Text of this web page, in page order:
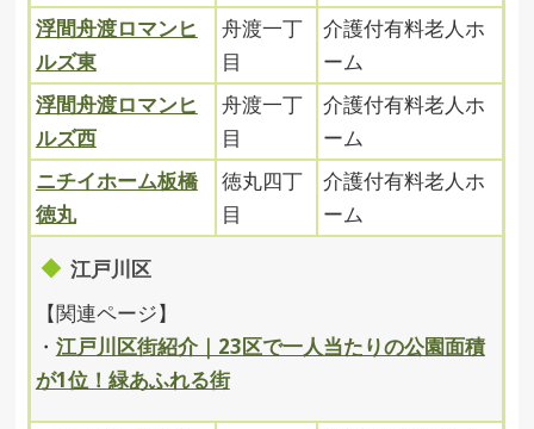
浮間舟渡ロマンヒ
ルズ東
舟渡一丁
目
介護付有料老人ホ
ーム
浮間舟渡ロマンヒ
ルズ西
舟渡一丁
目
介護付有料老人ホ
ーム
ニチイホーム板橋
徳丸
徳丸四丁
目
介護付有料老人ホ
ーム
江戸川区
【関連ページ】
・ 江戸川区街紹介｜23区で一人当たりの公園面積
が1位！緑あふれる街